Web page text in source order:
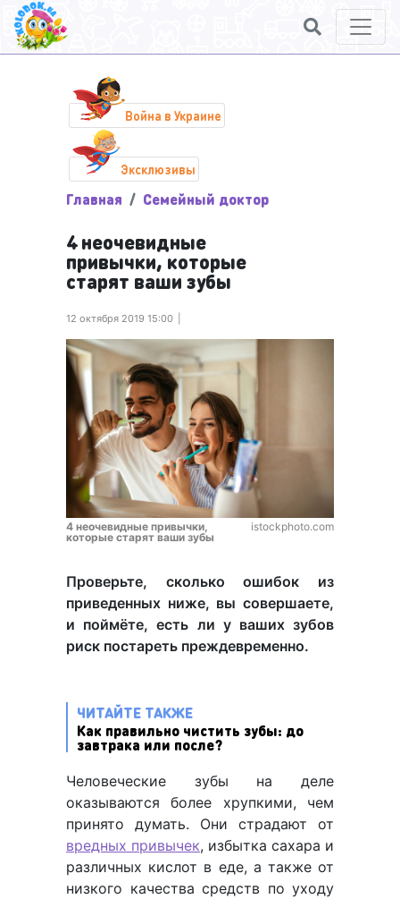
Война в Украине
Эксклюзивы
Главная Семейный доктор
4 неочевидные
привычки, которые
старят ваши зубы
12 октября 2019 15:00
4 неочевидные привычки,
которые старят ваши зубы
istockphoto.com
Проверьте, сколько ошибок из
приведенных ниже, вы совершаете,
и поймёте, есть ли у ваших зубов
риск постареть преждевременно.
ЧИТАЙТЕ ТАКЖЕ
Как правильно чистить зубы: до
завтрака или после?
Человеческие зубы на деле
оказываются более хрупкими, чем
принято думать. Они страдают от
вредных привычек, избытка сахара и
различных кислот в еде, а также от
низкого качества средств по уходу